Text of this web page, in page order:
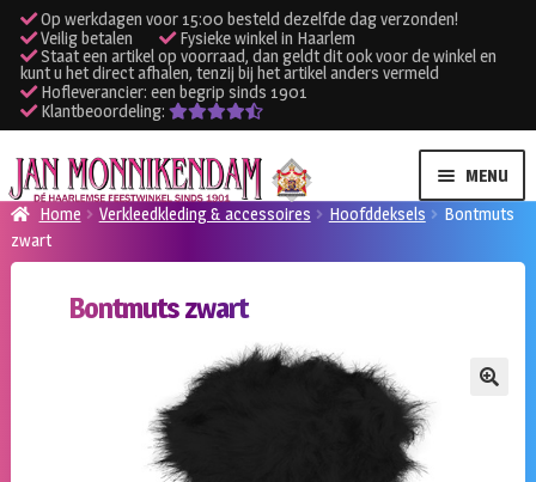
Op werkdagen voor 15:00 besteld dezelfde dag verzonden!
Veilig betalen
Fysieke winkel in Haarlem
Staat een artikel op voorraad, dan geldt dit ook voor de winkel en
kunt u het direct afhalen, tenzij bij het artikel anders vermeld
Hofleverancier: een begrip sinds 1901
Klantbeoordeling:
Ga
door
naar
navigatie
Ga
naar
de
inhoud
MENU
Verhuur apparatuur
Klantenservice
Home Verkleedkleding & accessoires Hoofddeksels
Bontmuts
zwart
Bontmuts zwart